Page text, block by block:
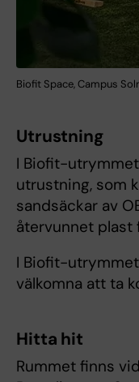
Biofit Space, Campus
Utrustning
I Biofit-
utrustning, som
sandsäckar av
återvunnet plast
I Biofit-
välkomna att ta
Hitta hit
Rummet finns